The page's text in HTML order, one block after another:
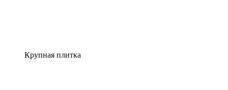
Крупная плитка